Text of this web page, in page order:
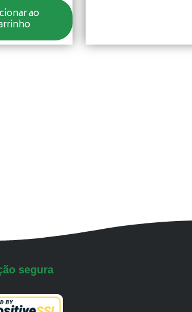
ao
segura